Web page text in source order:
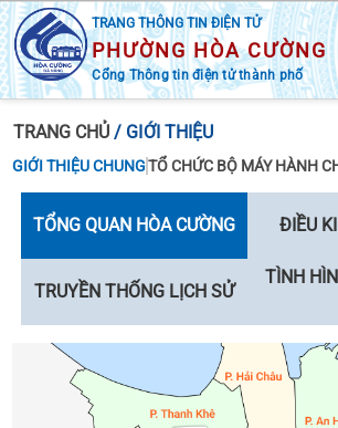
TRANG THÔNG TIN ĐIỆN TỬ
PHƯỜNG HÒA CƯỜNG
Cổng Thông tin điện tử thành phố
TRANG CHỦ / GIỚI THIỆU
GIỚI THIỆU CHUNG TỔ CHỨC BỘ MÁY HÀNH
TỔNG QUAN HÒA CƯỜNG ĐIỀU
TRUYỀN THỐNG LỊCH SỬ
TÌNH